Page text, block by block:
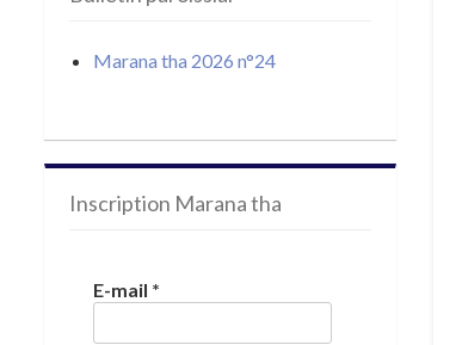
Marana tha 2026 n°24
Inscription Marana tha
E-mail *